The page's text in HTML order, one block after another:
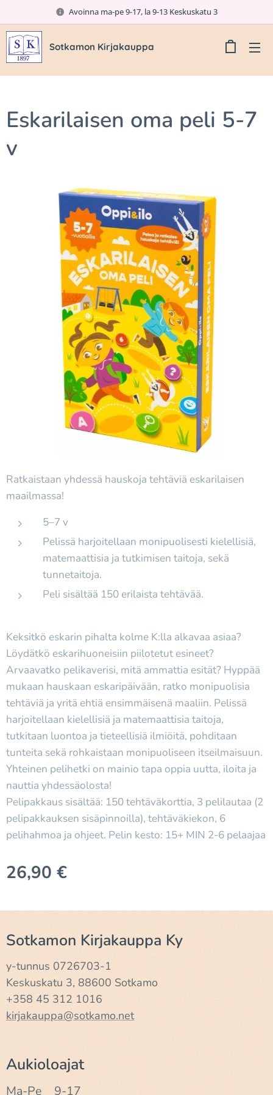
Avoinna ma-pe 9-17, la 9-13 Keskuskatu 3
Sotkamon Kirjakauppa
Eskarilaisen oma peli 5-7
v
Ratkaistaan yhdessä hauskoja tehtäviä eskarilaisen
maailmassa!
5–7 v
Pelissä harjoitellaan monipuolisesti kielellisiä,
matemaattisia ja tutkimisen taitoja, sekä
tunnetaitoja.
Peli sisältää 150 erilaista tehtävää.
Keksitkö eskarin pihalta kolme K:lla alkavaa asiaa?
Löydätkö eskarihuoneisiin piilotetut esineet?
Arvaavatko pelikaverisi, mitä ammattia esität? Hyppää
mukaan hauskaan eskaripäivään, ratko monipuolisia
tehtäviä ja yritä ehtiä ensimmäisenä maaliin. Pelissä
harjoitellaan kielellisiä ja matemaattisia taitoja,
tutkitaan luontoa ja tieteellisiä ilmiöitä, pohditaan
tunteita sekä rohkaistaan monipuoliseen itseilmaisuun.
Yhteinen pelihetki on mainio tapa oppia uutta, iloita ja
nauttia yhdessäolosta!
Pelipakkaus sisältää: 150 tehtäväkorttia, 3 pelilautaa (2
pelipakkauksen sisäpinnoilla), tehtäväkiekon, 6
pelihahmoa ja ohjeet. Pelin kesto: 15+ MIN 2-6 pelaajaa
26,90 €
Sotkamon Kirjakauppa Ky
y-tunnus 0726703-1
Keskuskatu 3, 88600 Sotkamo
+358 45 312 1016
kirjakauppa@sotkamo.net
Aukioloajat
Ma-Pe 9-17